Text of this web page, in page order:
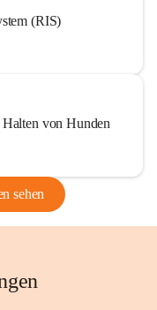
(RIS)
von Hunden
sehen